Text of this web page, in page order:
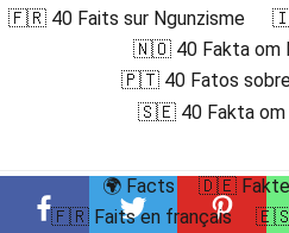
🇫🇷 40 Faits sur Ngunzisme
🇳🇴 40 Fakta om
🇵🇹 40 Fatos sobre
🇸🇪 40 Fakta om
🌍 Facts
🇩🇪
🇫🇷 Faits en français
🇪🇸